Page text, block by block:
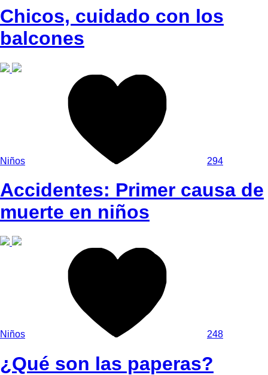
Chicos, cuidado con los
balcones
Niños 294
Accidentes: Primer causa de
muerte en niños
Niños 248
¿Qué son las paperas?